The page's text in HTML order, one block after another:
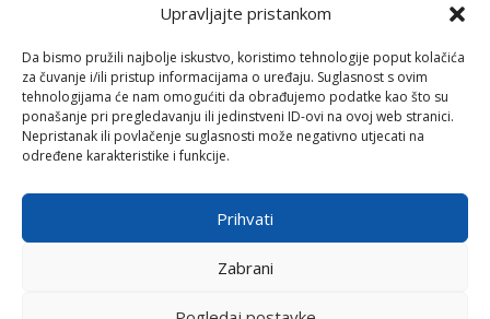
Upravljajte pristankom
Da bismo pružili najbolje iskustvo, koristimo tehnologije poput kolačića
za čuvanje i/ili pristup informacijama o uređaju. Suglasnost s ovim
tehnologijama će nam omogućiti da obrađujemo podatke kao što su
ponašanje pri pregledavanju ili jedinstveni ID-ovi na ovoj web stranici.
Nepristanak ili povlačenje suglasnosti može negativno utjecati na
određene karakteristike i funkcije.
Prihvati
Zabrani
Politika kolačića